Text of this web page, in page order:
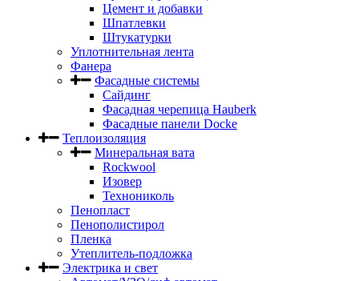
Цемент и добавки
Шпатлевки
Штукатурки
Уплотнительная лента
Фанера
Фасадные системы
Сайдинг
Фасадная черепица Hauberk
Фасадные панели Docke
Теплоизоляция
Минеральная вата
Rockwool
Изовер
Технониколь
Пенопласт
Пенополистирол
Пленка
Утеплитель-подложка
Электрика и свет